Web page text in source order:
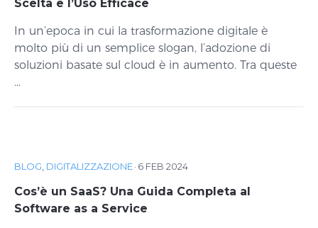
Scelta e l’Uso Efficace
In un’epoca in cui la trasformazione digitale è
molto più di un semplice slogan, l’adozione di
soluzioni basate sul cloud è in aumento. Tra queste
...
BLOG DIGITALIZZAZIONE· 6 FEB 2024
Cos’è un SaaS? Una Guida Completa al
Software as a Service